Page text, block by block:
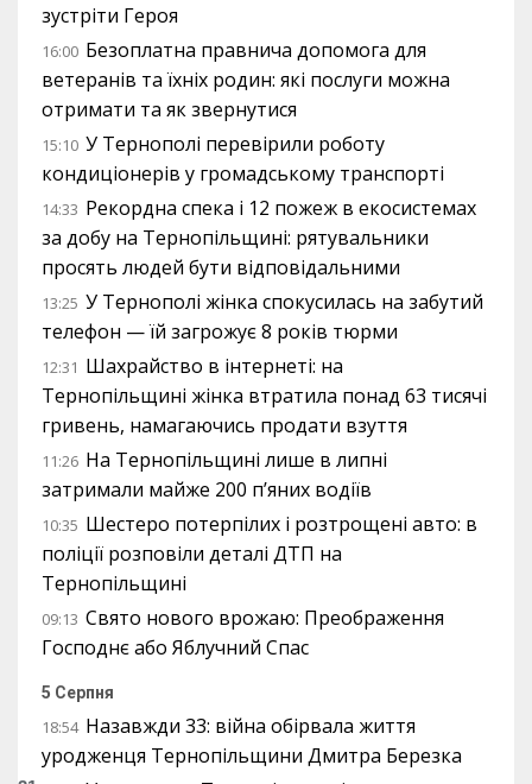
зустріти Героя
16:00 Безоплатна правнича допомога для
ветеранів та їхніх родин: які послуги можна
отримати та як звернутися
15:10 У Тернополі перевірили роботу
кондиціонерів у громадському транспорті
14:33 Рекордна спека і 12 пожеж в екосистемах
за добу на Тернопільщині: рятувальники
просять людей бути відповідальними
13:25 У Тернополі жінка спокусилась на забутий
телефон — їй загрожує 8 років тюрми
12:31 Шахрайство в інтернеті: на
Тернопільщині жінка втратила понад 63 тисячі
гривень, намагаючись продати взуття
11:26 На Тернопільщині лише в липні
затримали майже 200 п’яних водіїв
10:35 Шестеро потерпілих і розтрощені авто: в
поліції розповіли деталі ДТП на
Тернопільщині
09:13 Свято нового врожаю: Преображення
Господнє або Яблучний Спас
5 Серпня
18:54 Назавжди 33: війна обірвала життя
уродженця Тернопільщини Дмитра Березка